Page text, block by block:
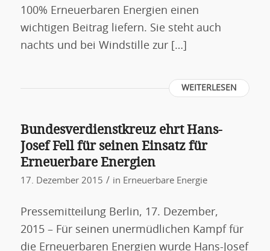
100% Erneuerbaren Energien einen
wichtigen Beitrag liefern. Sie steht auch
nachts und bei Windstille zur […]
WEITERLESEN
Bundesverdienstkreuz ehrt Hans-
Josef Fell für seinen Einsatz für
Erneuerbare Energien
17. Dezember 2015 / in Erneuerbare Energie
Pressemitteilung Berlin, 17. Dezember,
2015 – Für seinen unermüdlichen Kampf für
die Erneuerbaren Energien wurde Hans-Josef